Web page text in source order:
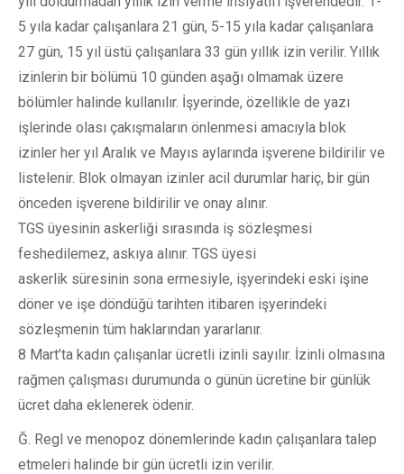
5 yıla kadar çalışanlara 21 gün, 5-15 yıla kadar çalışanlara
27 gün, 15 yıl üstü çalışanlara 33 gün yıllık izin verilir. Yıllık
izinlerin bir bölümü 10 günden aşağı olmamak üzere
bölümler halinde kullanılır. İşyerinde, özellikle de yazı
işlerinde olası çakışmaların önlenmesi amacıyla blok
izinler her yıl Aralık ve Mayıs aylarında işverene bildirilir ve
listelenir. Blok olmayan izinler acil durumlar hariç, bir gün
önceden işverene bildirilir ve onay alınır.
TGS üyesinin askerliği sırasında iş sözleşmesi
feshedilemez, askıya alınır. TGS üyesi
askerlik süresinin sona ermesiyle, işyerindeki eski işine
döner ve işe döndüğü tarihten itibaren işyerindeki
sözleşmenin tüm haklarından yararlanır.
8 Mart’ta kadın çalışanlar ücretli izinli sayılır. İzinli olmasına
rağmen çalışması durumunda o günün ücretine bir günlük
ücret daha eklenerek ödenir.
Ğ. Regl ve menopoz dönemlerinde kadın çalışanlara talep
etmeleri halinde bir gün ücretli izin verilir.